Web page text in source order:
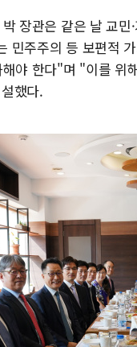
장관은 같은 날 교
민주주의 등 보편적
야 한다"며 "이를 위
했다.